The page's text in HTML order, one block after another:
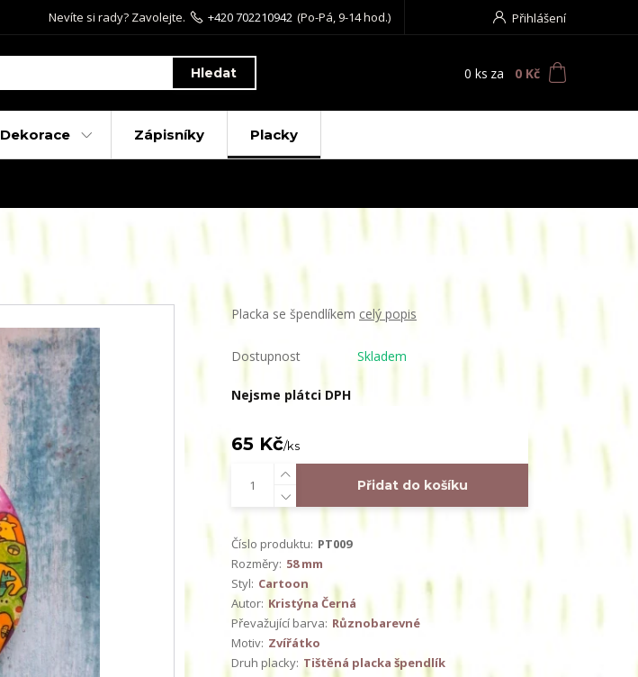
Přihlášení
Hledat
Nevíte si rady? Zavolejte. +420 702210942 (Po-Pá, 9-14 hod.)
0 ks za 0 Kč
Dekorace Zápisníky Placky
Placka se špendlíkem celý popis
Dostupnost Skladem
Nejsme plátci DPH
65 Kč/ks
Přidat do košíku
Číslo produktu: PT009
Rozměry: 58 mm
Styl: Cartoon
Autor: Kristýna Černá
Převažující barva: Různobarevné
Motiv: Zvířátko
Druh placky: Tištěná placka špendlík